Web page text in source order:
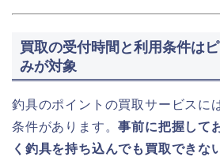
買取の受付時間と利用条件は
みが対象
釣具のポイントの買取サービスに
条件があります。事前に把握して
く釣具を持ち込んでも買取できな